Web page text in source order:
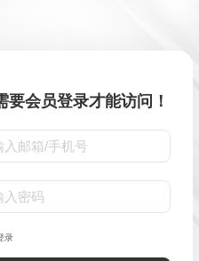
要会员登录才能访问！
录